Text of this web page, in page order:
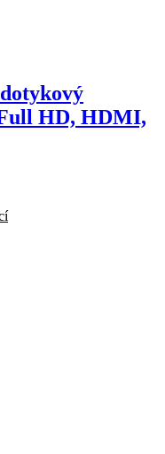
HD, HDMI,